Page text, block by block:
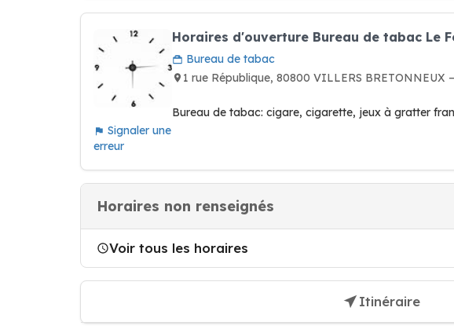
Signaler une
erreur
Horaires d'ouverture Bureau de tabac Le
Bureau de tabac
1 rue République, 80800 VILLERS BRETONNEUX
Bureau de tabac: cigare, cigarette, jeux à gratter
Horaires non renseignés
Voir tous les horaires
Itinéraire